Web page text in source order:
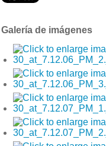
Galería de imágenes